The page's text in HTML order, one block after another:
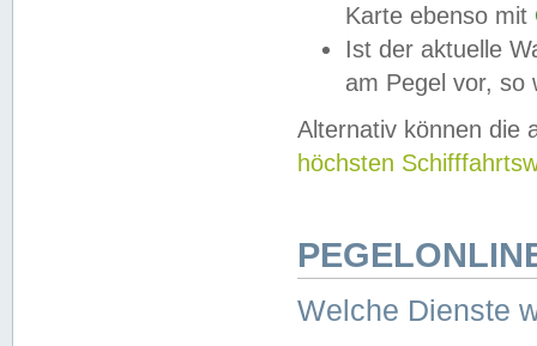
Karte ebenso mit
Ist der aktuelle
am Pegel vor,
Alternativ können die
höchsten
Welche Dienste